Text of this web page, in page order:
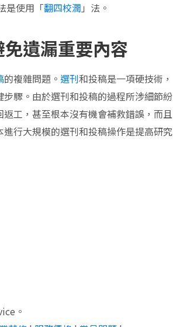
是使用「翻四校潤 」法。
遺漏重要內容
的複雜問題。 選刊和投稿是一項硬技術，
步驟。由於選刊和投稿的過程所涉細節紛
工，甚至根本沒有機會補救錯誤，而且
行大規模的選刊和投稿操作是提高研究
。